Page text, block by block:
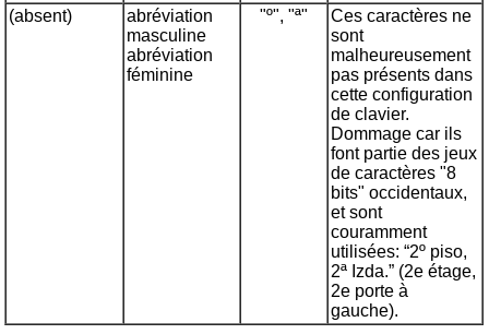
(absent)
abréviation
masculine
abréviation
féminine
"º", "ª"
Ces caractères ne
sont
malheureusement
pas présents dans
cette configuration
de clavier.
Dommage car ils
font partie des jeux
de caractères "8
bits" occidentaux,
et sont
couramment
utilisées: “2º piso,
2ª Izda.” (2e étage,
2e porte à
gauche).